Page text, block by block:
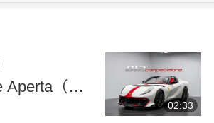
Aperta（敞
士哑光
02:33